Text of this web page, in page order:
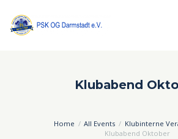
Klubabend
Home All Events
Klubinterne
Klubabend Oktober